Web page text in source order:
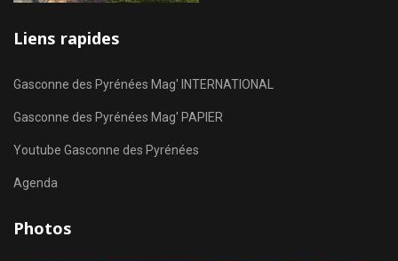
Liens rapides
Gasconne des Pyrénées Mag' INTERNATIONAL
Gasconne des Pyrénées Mag' PAPIER
Youtube Gasconne des Pyrénées
Agenda
Photos